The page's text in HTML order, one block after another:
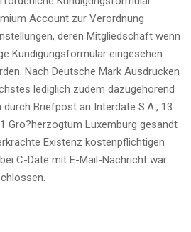
Account zur Verordnung
deren Mitgliedschaft wenn
Kundigungsformular eingesehen
Nach Deutsche Mark Ausdrucken
lediglich zudem dazugehorend
Briefpost an Interdate S.A., 13
Gro?herzogtum Luxemburg gesandt
Existenz kostenpflichtigen
C-Date mit E-Mail-Nachricht war